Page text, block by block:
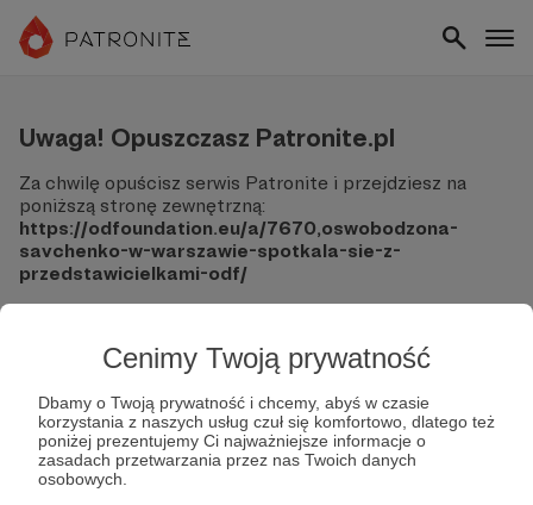
Cenimy Twoją prywatność
Dbamy o Twoją prywatność i chcemy, abyś w czasie
korzystania z naszych usług czuł się komfortowo, dlatego też
poniżej prezentujemy Ci najważniejsze informacje o
zasadach przetwarzania przez nas Twoich danych
osobowych.
Uwaga! Opuszczasz Patronite.pl
Za chwilę opuścisz serwis Patronite i przejdziesz na
poniższą stronę zewnętrzną:
https://odfoundation.eu/a/7670,oswobodzona-
savchenko-w-warszawie-spotkala-sie-z-
przedstawicielkami-odf/
Nie podawaj swoich danych logowania ani informacji
finansowych na podjerzanych stronach.
Sprawdź dokładnie adres URL, zanim klikniesz przycisk
"Tak, przejdź do strony".
Jeśli masz wątpliwości, wróć do Patronite i zweryfikuj
link.